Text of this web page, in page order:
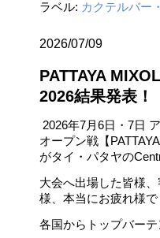
ラベル: カクテルバー
2026/07/09
PATTAYA
2026結果発表！
2026年7月6日・7日
オープン戦【
がタイ・パタヤの
大会へ出場した皆様
様、本当にお疲れ様
各国からトップバー